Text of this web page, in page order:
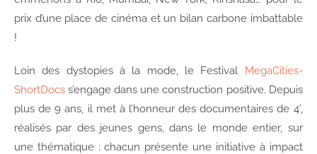
prix d’une place de cinéma et un bilan carbone imbattable
!
Loin des dystopies à la mode, le Festival MegaCities-
ShortDocss’engage dans une construction positive. Depuis
plus de 9 ans, il met à l’honneur des documentaires de 4’,
réalisés par des jeunes gens, dans le monde entier, sur
une thématique : chacun présente une initiative à impact